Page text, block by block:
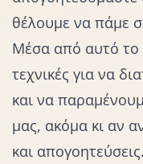
θέλουμε να πάμε
Μέσα από αυτό το
τεχνικές για να
και να
μας, ακόμα κι αν
και απογοητεύσεις.